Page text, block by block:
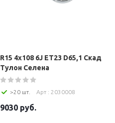
R15 4x108 6J ET23 D65,1 Скад
Тулон Селена
>20 шт. Арт : 2030008
9030 руб.